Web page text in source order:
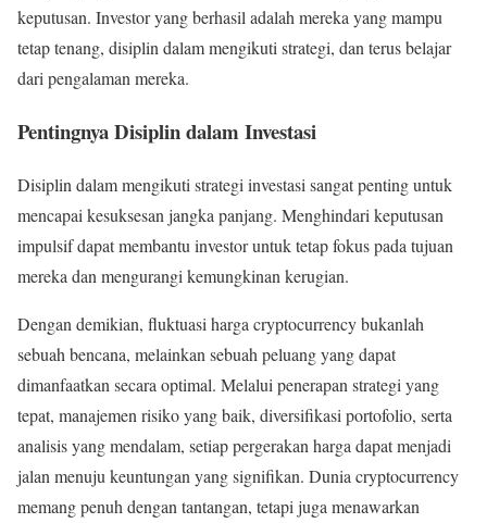
keputusan. Investor yang berhasil adalah mereka yang mampu
tetap tenang, disiplin dalam mengikuti strategi, dan terus belajar
dari pengalaman mereka.
Pentingnya Disiplin dalam Investasi
Disiplin dalam mengikuti strategi investasi sangat penting untuk
mencapai kesuksesan jangka panjang. Menghindari keputusan
impulsif dapat membantu investor untuk tetap fokus pada tujuan
mereka dan mengurangi kemungkinan kerugian.
Dengan demikian, fluktuasi harga cryptocurrency bukanlah
sebuah bencana, melainkan sebuah peluang yang dapat
dimanfaatkan secara optimal. Melalui penerapan strategi yang
tepat, manajemen risiko yang baik, diversifikasi portofolio, serta
analisis yang mendalam, setiap pergerakan harga dapat menjadi
jalan menuju keuntungan yang signifikan. Dunia cryptocurrency
memang penuh dengan tantangan, tetapi juga menawarkan